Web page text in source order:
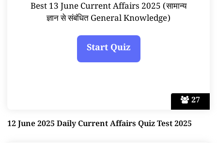
27
Best 13 June Current Affairs 2025 (सामान्य
ज्ञान से संबंधित General Knowledge)
12 June 2025 Daily Current Affairs Quiz Test 2025